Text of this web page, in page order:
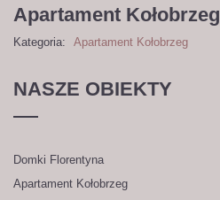
Apartament Kołobrzeg
Kategoria: Apartament Kołobrzeg
NASZE OBIEKTY
Domki Florentyna
Apartament Kołobrzeg